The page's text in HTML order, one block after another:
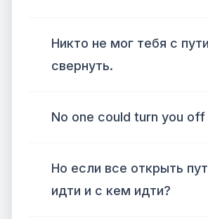
Никто не мог тебя с пути
свернуть.
No one could turn you
Но если все открыть
идти и с кем идти?